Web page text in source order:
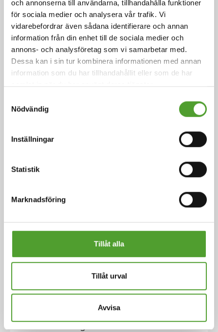
och annonserna till användarna, tillhandahålla funktioner
för sociala medier och analysera vår trafik. Vi
vidarebefordrar även sådana identifierare och annan
information från din enhet till de sociala medier och
annons- och analysföretag som vi samarbetar med.
Dessa kan i sin tur kombinera informationen med annan
information som du har tillhandahållit eller som de har
samlat in när du har använt deras tjänster.
Nödvändig
Inställningar
Statistik
Marknadsföring
Tillåt alla
Tillåt urval
Avvisa
Arom är sinnesintrycket av mat eller annan substans
smaksinnet och luktsinnet.
Läs mer
Artikel
Sött och lurigt socker